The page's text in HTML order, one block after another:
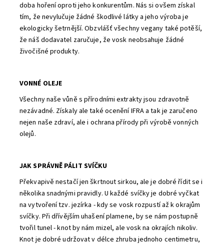
doba hoření oproti jeho konkurentům. Nás si ovšem získal
tím, že nevylučuje žádné škodlivé látky a jeho výroba je
ekologicky šetrnější. Obzvlášť všechny vegany také potěší,
že náš dodavatel zaručuje, že vosk neobsahuje žádné
živočišné produkty.
VONNÉ OLEJE
Všechny naše vůně s přírodními extrakty jsou zdravotně
nezávadné. Získaly ale také ocenění IFRA a tak je zaručeno
nejen naše zdraví, ale i ochrana přírody při výrobě vonných
olejů.
JAK SPRÁVNĚ PÁLIT SVÍČKU
Překvapivě nestačí jen škrtnout sirkou, ale je dobré řídit se i
několika snadnými pravidly. U každé svíčky je dobré vyčkat
na vytvoření tzv. jezírka - kdy se vosk rozpustí až k okrajům
svíčky. Při dřívějším uhašení plamene, by se nám postupně
tvořil tunel - knot by nám mizel, ale vosk na okrajích nikoliv.
Knot je dobré udržovat v délce zhruba jednoho centimetru,